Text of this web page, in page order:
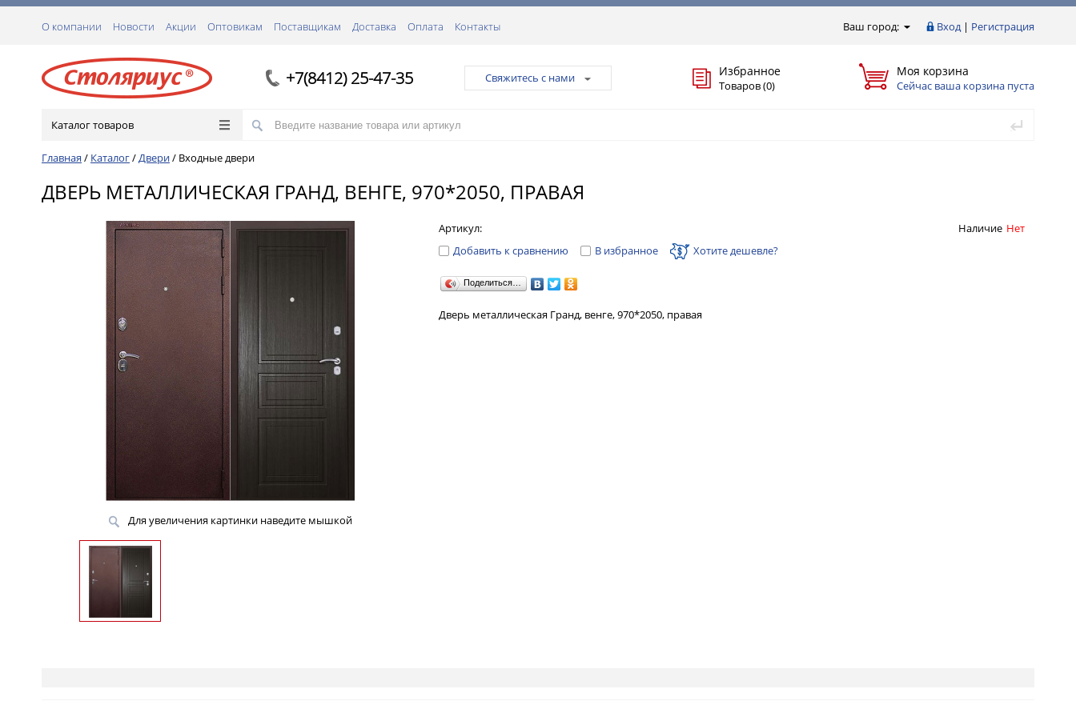
Ваш город: Вход| Регистрация
О компании Новости Акции Оптовикам Поставщикам Доставка Оплата Контакты
+7(8412) 25-47-35 Свяжитесь с нами Избранное
Товаров (0)
Моя корзина
Сейчас ваша корзина пуста
Каталог товаров
Главная / Каталог/Двери/ Входные двери
ДВЕРЬ МЕТАЛЛИЧЕСКАЯ ГРАНД, ВЕНГЕ, 970*2050, ПРАВАЯ
Для увеличения картинки наведите мышкой
Артикул: Наличие Нет
Добавить к сравнению
В избранное Хотите дешевле?
Поделиться…
Дверь металлическая Гранд, венге, 970*2050, правая